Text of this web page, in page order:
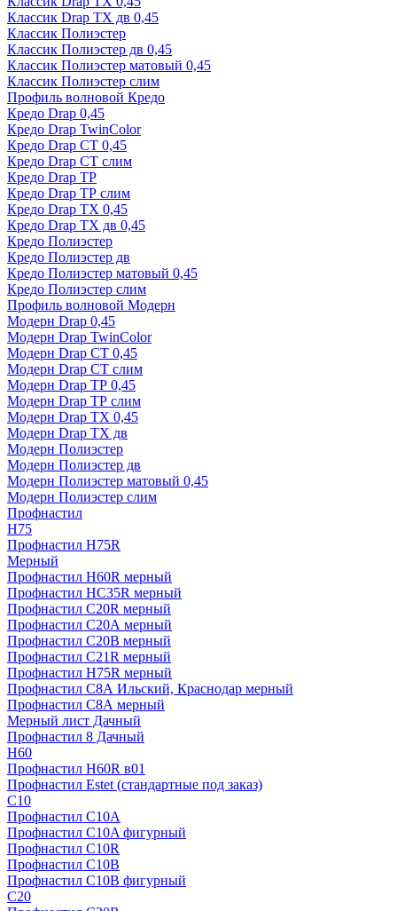
Классик Drap ТХ дв 0,45
Классик Полиэстер
Классик Полиэстер дв 0,45
Классик Полиэстер матовый 0,45
Классик Полиэстер слим
Профиль волновой Кредо
Кредо Drap 0,45
Кредо Drap TwinColor
Кредо Drap СТ 0,45
Кредо Drap СТ слим
Кредо Drap ТР
Кредо Drap ТР слим
Кредо Drap ТХ 0,45
Кредо Drap ТХ дв 0,45
Кредо Полиэстер
Кредо Полиэстер дв
Кредо Полиэстер матовый 0,45
Кредо Полиэстер слим
Профиль волновой Модерн
Модерн Drap 0,45
Модерн Drap TwinColor
Модерн Drap СТ 0,45
Модерн Drap СТ слим
Модерн Drap ТР 0,45
Модерн Drap ТР слим
Модерн Drap ТХ 0,45
Модерн Drap ТХ дв
Модерн Полиэстер
Модерн Полиэстер дв
Модерн Полиэстер матовый 0,45
Модерн Полиэстер слим
Профнастил
H75
Профнастил H75R
Мерный
Профнастил H60R мерный
Профнастил HC35R мерный
Профнастил С20R мерный
Профнастил С20А мерный
Профнастил С20В мерный
Профнастил С21R мерный
Профнастил Н75R мерный
Профнастил С8А Ильский, Краснодар мерный
Профнастил С8А мерный
Мерный лист Дачный
Профнастил 8 Дачный
Н60
Профнастил H60R в01
Профнастил Estet (стандартные под заказ)
C10
Профнастил С10A
Профнастил С10A фигурный
Профнастил С10R
Профнастил С10В
Профнастил С10В фигурный
C20